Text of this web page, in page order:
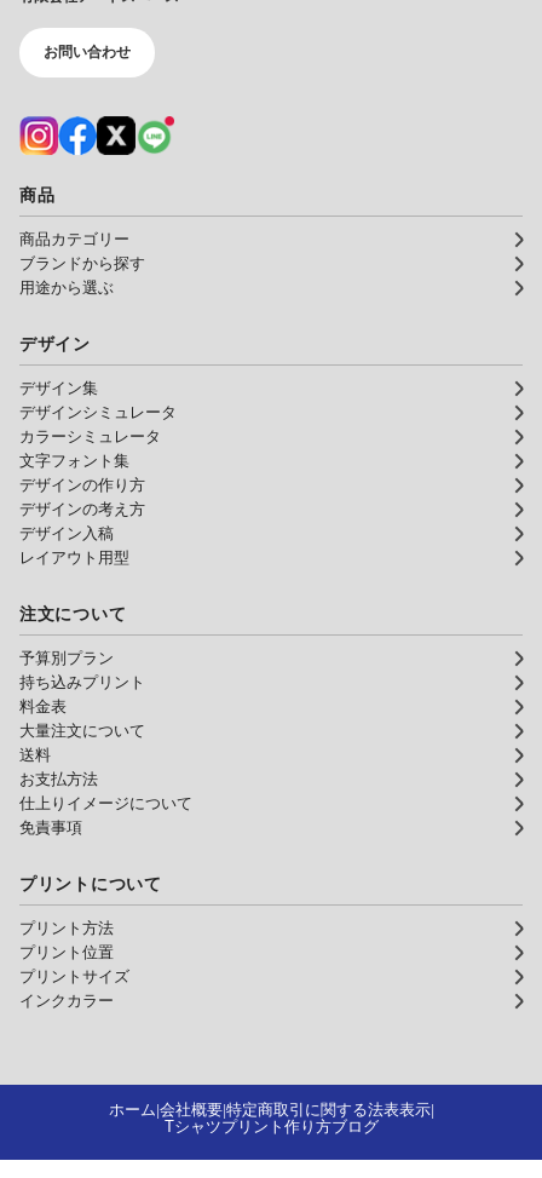
お問い合わせ
商品
商品カテゴリー
ブランドから探す
用途から選ぶ
デザイン
デザイン集
デザインシミュレータ
カラーシミュレータ
文字フォント集
デザインの作り方
デザインの考え方
デザイン入稿
レイアウト用型
注文について
予算別プラン
持ち込みプリント
料金表
大量注文について
送料
お支払方法
仕上りイメージについて
免責事項
プリントについて
プリント方法
プリント位置
プリントサイズ
インクカラー
ホーム|会社概要|特定商取引に関する法表表示|
Tシャツプリント作り方ブログ